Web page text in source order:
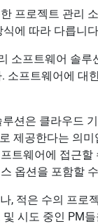
프로젝트 관리
에 따라 다릅니
소프트웨어 솔
소프트웨어에 대
션은 클라우드
제공한다는 의
트웨어에 접근
옵션을 포함할
, 적은 수의 프로
시도 중인 PM